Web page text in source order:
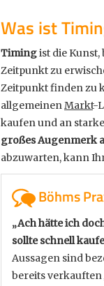
Was ist
Timingist die
Zeitpunkt zu
Zeitpunkt finden zu
allgemeinenMarkt-
kaufen und an
großes Augenmerk
abzuwarten, kann
Böhms
„Ach hätte ich
sollte schnell
Aussagen sind
bereits verkauften